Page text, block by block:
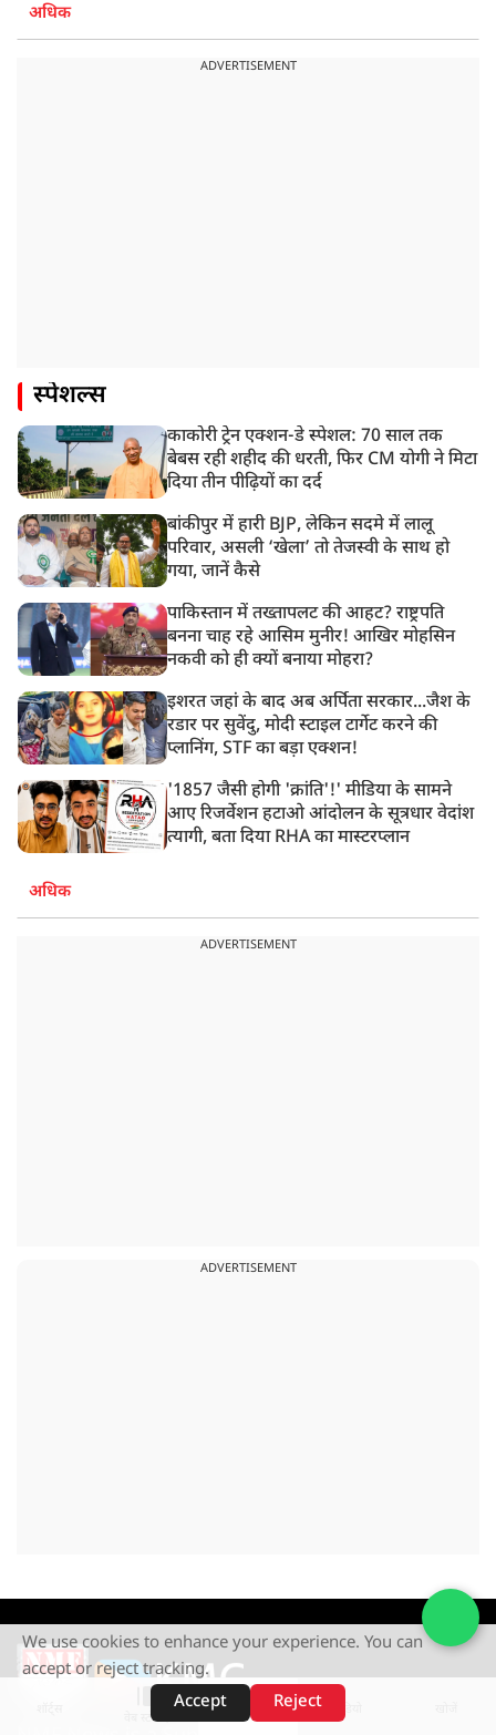
अधिक
ADVERTISEMENT
स्पेशल्स
काकोरी ट्रेन एक्शन-डे स्पेशल: 70 साल तक
बेबस रही शहीद की धरती, फिर CM योगी ने मिटा
दिया तीन पीढ़ियों का दर्द
बांकीपुर में हारी BJP, लेकिन सदमे में लालू
परिवार, असली ‘खेला’ तो तेजस्वी के साथ हो
गया, जानें कैसे
पाकिस्तान में तख्तापलट की आहट? राष्ट्रपति
बनना चाह रहे आसिम मुनीर! आखिर मोहसिन
नकवी को ही क्यों बनाया मोहरा?
इशरत जहां के बाद अब अर्पिता सरकार...जैश के
रडार पर सुवेंदु, मोदी स्टाइल टार्गेट करने की
प्लानिंग, STF का बड़ा एक्शन!
'1857 जैसी होगी 'क्रांति'!' मीडिया के सामने
आए रिजर्वेशन हटाओ आंदोलन के सूत्रधार वेदांश
त्यागी, बता दिया RHA का मास्टरप्लान
अधिक
ADVERTISEMENT
ADVERTISEMENT
वेब स्टोरीज़
We use cookies to enhance your experience. You can
accept or reject tracking.
Accept
Reject